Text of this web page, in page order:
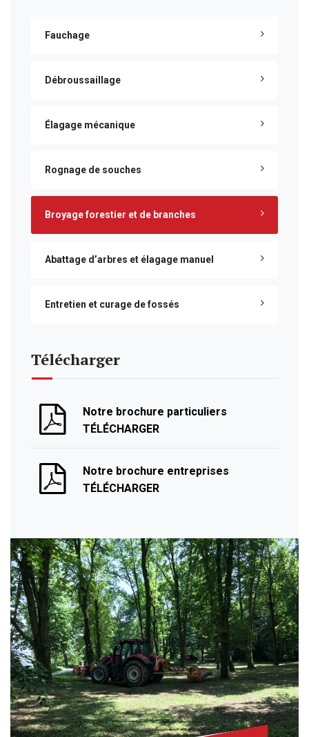
Fauchage
Débroussaillage
Élagage mécanique
Rognage de souches
Broyage forestier et de branches
Abattage d’arbres et élagage manuel
Entretien et curage de fossés
Télécharger
Notre brochure particuliers
TÉLÉCHARGER
Notre brochure entreprises
TÉLÉCHARGER